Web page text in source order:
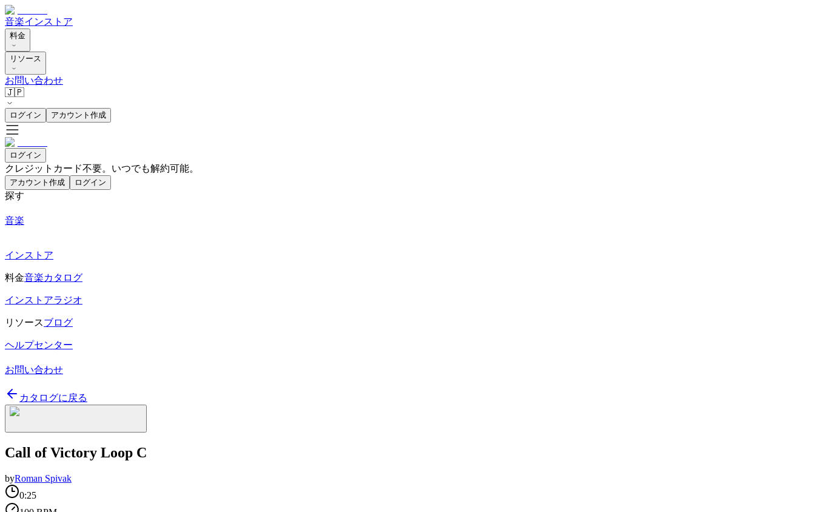
音楽インストア
料金
リソース
お問い合わせ
🇯🇵
ログイン アカウント作成
ログイン
クレジットカード不要。いつでも解約可能。
アカウント作成 ログイン
探す
音楽
インストア
料金音楽カタログ
インストアラジオ
リソースブログ
ヘルプセンター
お問い合わせ
カタログに戻る
Call of Victory Loop C
byRoman Spivak
0:25